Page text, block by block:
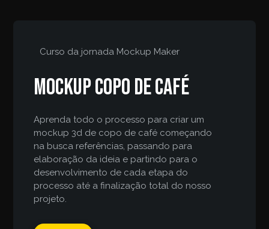
Curso da jornada Mockup Maker
Mockup copo de café
Aprenda todo o processo para criar um
mockup 3d de copo de café começando
na busca referências, passando para
elaboração da ideia e partindo para o
desenvolvimento de cada etapa do
processo até a finalização total do nosso
projeto.